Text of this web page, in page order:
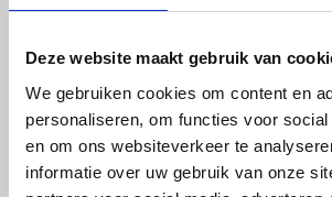
Deze website maakt gebruik van
We gebruiken cookies om content en
personaliseren, om functies voor
en om ons websiteverkeer te
informatie over uw gebruik van onze
Sample - White
check_circleVanaf€ 750,-gratis
Klanten geven Vos Kunststoffen een 9,0/10
check_circle2-5dagen levertijd